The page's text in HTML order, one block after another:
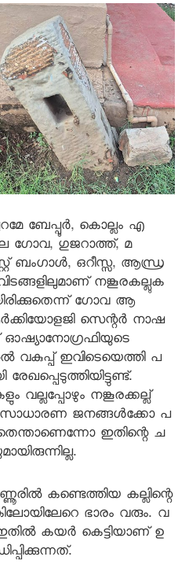
ബേപ്പൂര്‍, കൊല്ലം എ
ഗോവ, ഗുജറാത്ത്, മ
ബംഗാള്‍, ഒറീസ്സ, ആന്ധ്ര
നങ്കൂരകല്ലുക
ഗോവ ആ
സെന്റര്‍ നാഷ
ഓഷ്യാനോഗ്രഫിയുടെ
വകുപ്പ് ഇവിടെയെത്തി പ
വല്ലപ്പോഴും നങ്കൂരക്കല്ല്
സാധാരണ ജനങ്ങള്‍ക്കോ പ
ഇതിന്റെ ച
കണ്ടെത്തിയ കല്ലിന്റെ
ഭാരം വരും. വ
കയര്‍ കെട്ടിയാണ് ഉ